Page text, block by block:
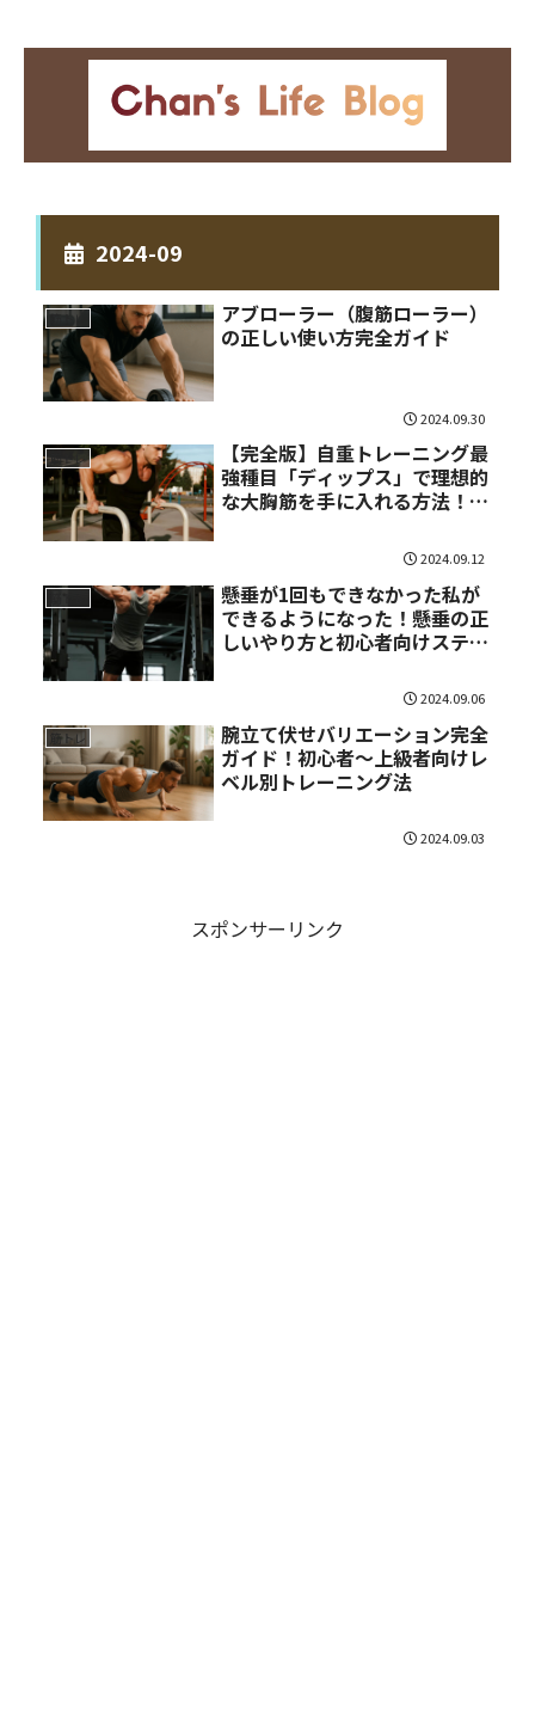
2024-09
筋トレ
アブローラー（腹筋ローラー）
の正しい使い方完全ガイド
2024.09.30
筋トレ
【完全版】自重トレーニング最
強種目「ディップス」で理想的
な大胸筋を手に入れる方法！正
2024.09.12
懸垂が1回もできなかった私が
できるようになった！懸垂の正
しいやり方と初心者向けステッ
2024.09.06
筋トレ
腕立て伏せバリエーション完全
ガイド！初心者〜上級者向けレ
ベル別トレーニング法
2024.09.03
スポンサーリンク